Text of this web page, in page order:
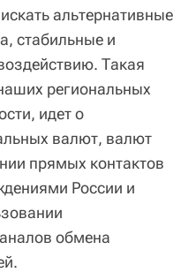
альтернативные
стабильные и
Такая
региональных
идет о
валют, валют
прямых контактов
России и
обмена